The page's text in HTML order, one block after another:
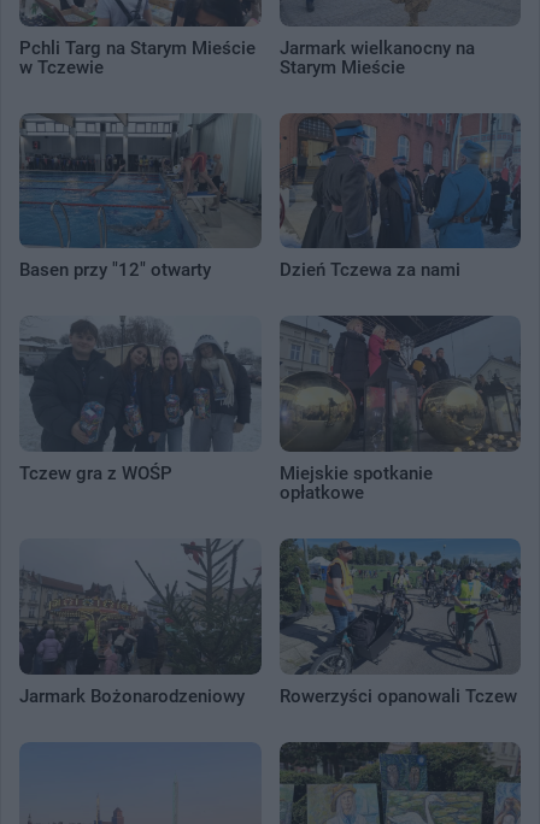
Pchli Targ na Starym Mieście
w Tczewie
Jarmark wielkanocny na
Starym Mieście
Basen przy "12" otwarty Dzień Tczewa za nami
Tczew gra z WOŚP
Miejskie spotkanie
opłatkowe
Jarmark Bożonarodzeniowy Rowerzyści opanowali Tczew